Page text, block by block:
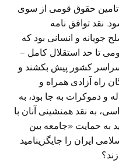
حقوق قومی از سوی
نقد توافق نامه
جویانه و انسانی بود که
تا حد استقلال کامل –
کشور پیش بکشند و
راه آزادی همراه و
و دموکرات به جا بود، به
به نقد همنشینی آنان با
به حمایت «جامعه بین
ایران را جایگزینامید